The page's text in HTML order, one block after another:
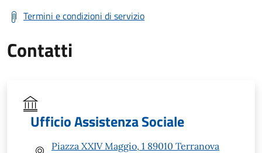
Termini e condizioni di servizio
Contatti
Ufficio Assistenza Sociale
Piazza XXIV Maggio, 1 89010 Terranova